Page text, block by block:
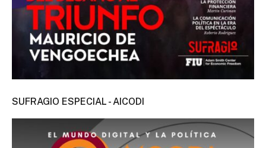
SUFRAGIO ESPECIAL - AICODI